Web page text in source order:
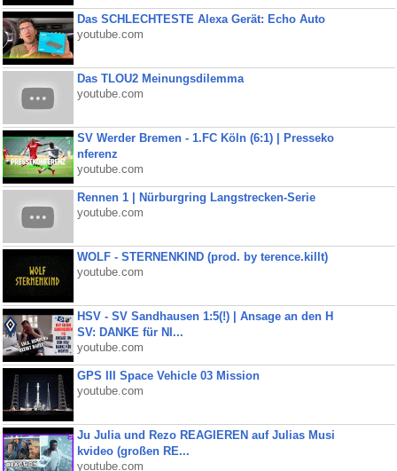
Das SCHLECHTESTE Alexa Gerät: Echo Auto
youtube.com
Das TLOU2 Meinungsdilemma
youtube.com
SV Werder Bremen - 1.FC Köln (6:1) | Presseko
nferenz
youtube.com
Rennen 1 | Nürburgring Langstrecken-Serie
youtube.com
WOLF - STERNENKIND (prod. by terence.killt)
youtube.com
HSV - SV Sandhausen 1:5(!) | Ansage an den H
SV: DANKE für NI...
youtube.com
GPS III Space Vehicle 03 Mission
youtube.com
Ju Julia und Rezo REAGIEREN auf Julias Musi
kvideo (großen RE...
youtube.com